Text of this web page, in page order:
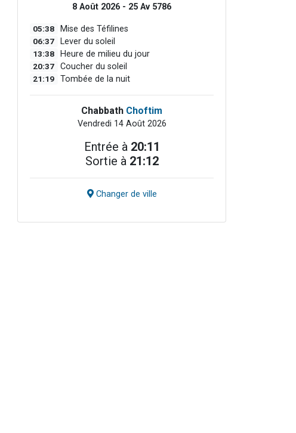
8 Août 2026 - 25 Av 5786
05:38 Mise des Téfilines
06:37 Lever du soleil
13:38 Heure de milieu du jour
20:37 Coucher du soleil
21:19 Tombée de la nuit
Chabbath Choftim
Vendredi 14 Août 2026
Entrée à 20:11
Sortie à 21:12
Changer de ville